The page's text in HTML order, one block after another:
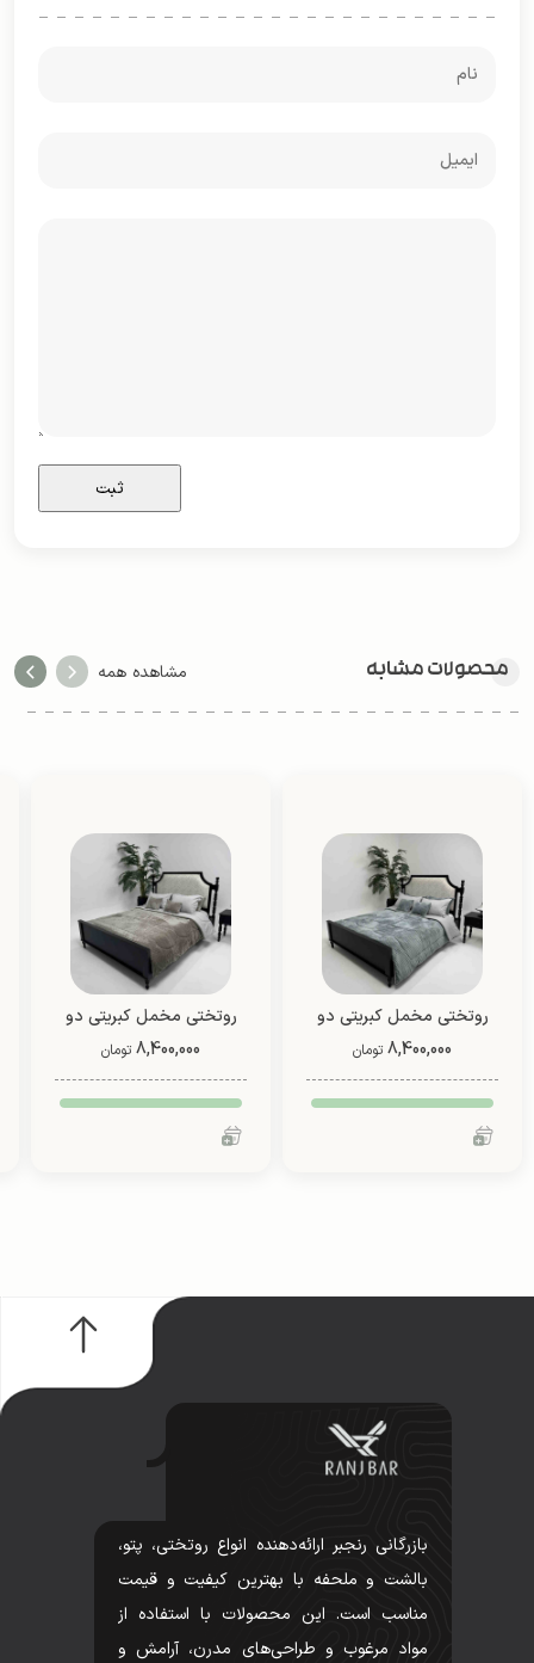
محصولات مشابه مشاهده همه
روتختی مخمل کبریتی دو
نفره (طرح 2)
8,400,000 تومان
روتختی مخمل کبریتی دو
نفره (طرح 4)
8,400,000 تومان
بازرگانی رنجبر ارائه‌دهنده انواع روتختی، پتو،
بالشت و ملحفه با بهترین کیفیت و قیمت
مناسب است. این محصولات با استفاده از
مواد مرغوب و طراحی‌های مدرن، آرامش و